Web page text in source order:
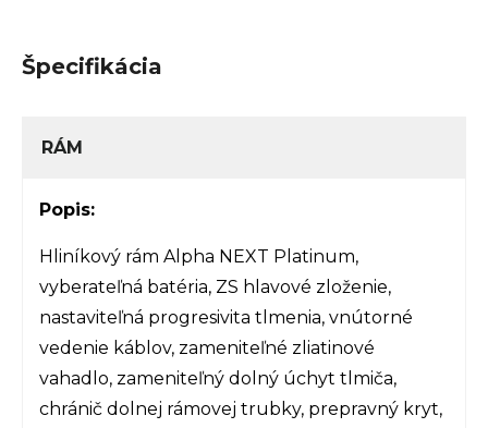
Špecifikácia
RÁM
Popis:
Hliníkový rám Alpha NEXT Platinum,
vyberateľná batéria, ZS hlavové zloženie,
nastaviteľná progresivita tlmenia, vnútorné
vedenie káblov, zameniteľné zliatinové
vahadlo, zameniteľný dolný úchyt tlmiča,
chránič dolnej rámovej trubky, prepravný kryt,